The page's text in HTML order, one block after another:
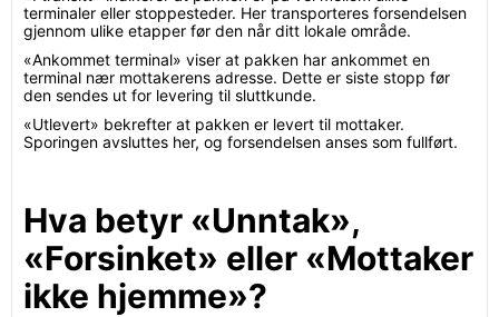
terminaler eller stoppesteder. Her transporteres forsendelsen
gjennom ulike etapper før den når ditt lokale område.
«Ankommet terminal» viser at pakken har ankommet en
terminal nær mottakerens adresse. Dette er siste stopp før
den sendes ut for levering til sluttkunde.
«Utlevert» bekrefter at pakken er levert til mottaker.
Sporingen avsluttes her, og forsendelsen anses som fullført.
Hva betyr «Unntak»,
«Forsinket» eller «Mottaker
ikke hjemme»?